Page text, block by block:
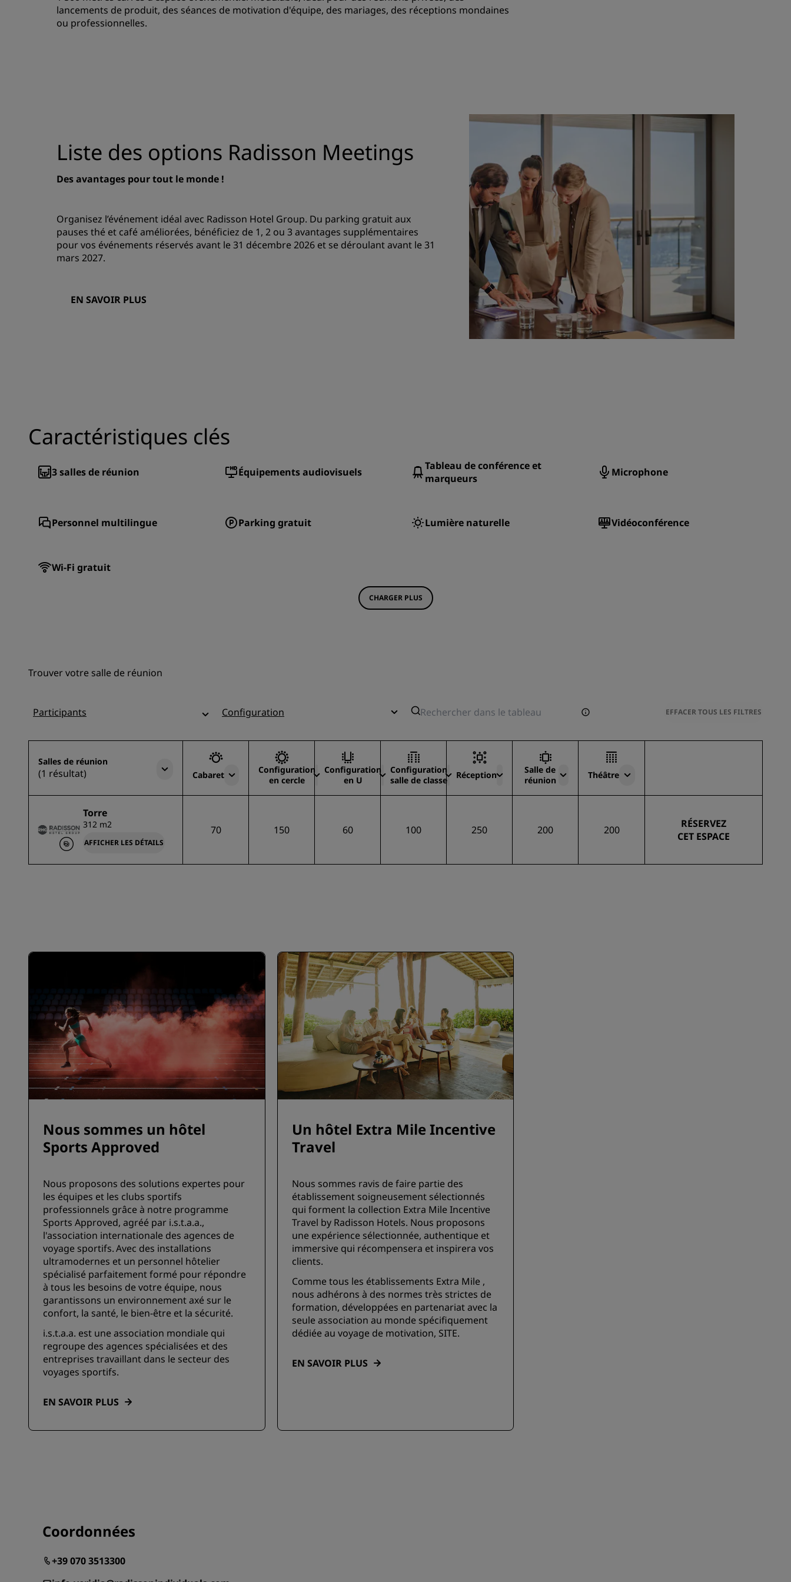
lancements de produit, des séances de motivation d'équipe, des mariages, des réceptions mondaines
ou professionnelles.
Liste des options Radisson Meetings
Des avantages pour tout le monde !
Organisez l’événement idéal avec Radisson Hotel Group. Du parking gratuit aux
pauses thé et café améliorées, bénéficiez de 1, 2 ou 3 avantages supplémentaires
pour vos événements réservés avant le 31 décembre 2026 et se déroulant avant le 31
mars 2027.
EN SAVOIR PLUS
Caractéristiques clés
3salles de réunion Équipements audiovisuels
Tableau de conférence et
marqueurs
Microphone
Personnel multilingue Parking gratuit Lumière naturelle Vidéoconférence
Wi-Fi gratuit
CHARGER PLUS
Trouver votre salle de réunion
Participants Configuration EFFACER TOUS LES FILTRES
Salles de réunion
(1 résultat) Cabaret
Configuration
en cercle
Configuration
en U
Configuration
salle de classe
Réception
Salle de
réunion
Théâtre
Torre
312 m2
AFFICHER LES DÉTAILS
70 150 60 100 250 200 200
RÉSERVEZ
CET ESPACE
Nous sommes un hôtel
Sports Approved
Nous proposons des solutions expertes pour
les équipes et les clubs sportifs
professionnels grâce à notre programme
Sports Approved, agréé par i.s.t.a.a.,
l'association internationale des agences de
voyage sportifs. Avec des installations
ultramodernes et un personnel hôtelier
spécialisé parfaitement formé pour répondre
à tous les besoins de votre équipe, nous
garantissons un environnement axé sur le
confort, la santé, le bien-être et la sécurité.
i.s.t.a.a. est une association mondiale qui
regroupe des agences spécialisées et des
entreprises travaillant dans le secteur des
voyages sportifs.
EN SAVOIR PLUS
Un hôtel Extra Mile Incentive
Travel
Nous sommes ravis de faire partie des
établissement soigneusement sélectionnés
qui forment la collection Extra Mile Incentive
Travel by Radisson Hotels. Nous proposons
une expérience sélectionnée, authentique et
immersive qui récompensera et inspirera vos
clients.
Comme tous les établissements Extra Mile ,
nous adhérons à des normes très strictes de
formation, développées en partenariat avec la
seule association au monde spécifiquement
dédiée au voyage de motivation, SITE.
EN SAVOIR PLUS
Coordonnées
+39 070 3513300